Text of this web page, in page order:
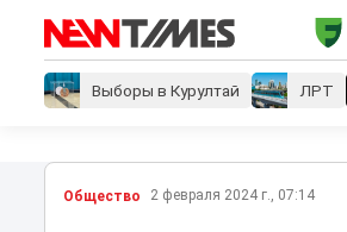
Выборы в Курултай ЛРТ
Общество 2 февраля 2024 г., 07:14